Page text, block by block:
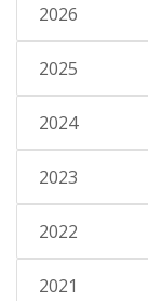
2026
2025
2024
2023
2022
2021